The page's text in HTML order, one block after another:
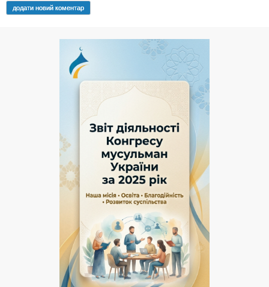
додати новий коментар